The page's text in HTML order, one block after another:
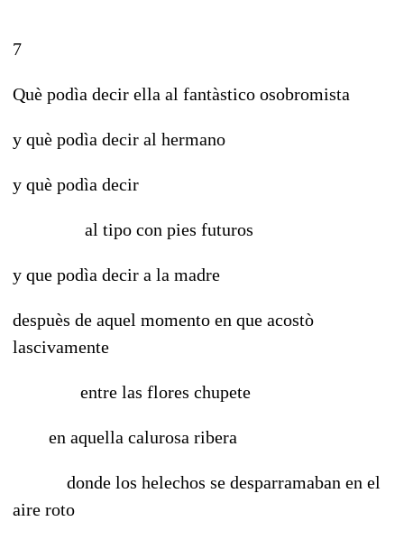
7
Què podìa decir ella al fantàstico osobromista
y què podìa decir al hermano
y què podìa decir
al tipo con pies futuros
y que podìa decir a la madre
despuès de aquel momento en que acostò
lascivamente
entre las flores chupete
en aquella calurosa ribera
donde los helechos se desparramaban en el
aire roto